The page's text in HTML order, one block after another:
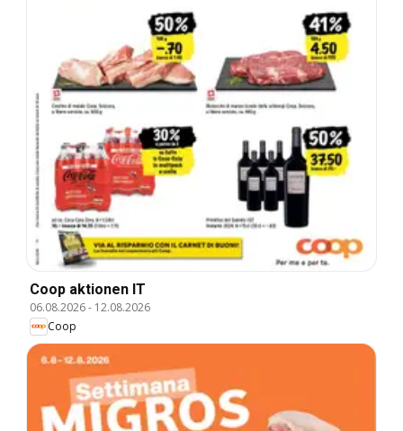
Coop aktionen IT
06.08.2026- 12.08.2026
Coop